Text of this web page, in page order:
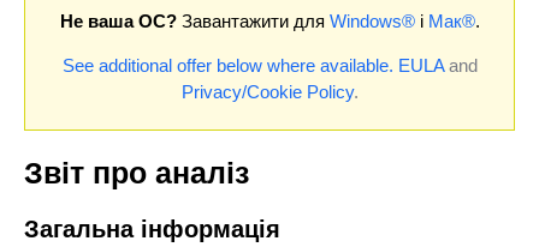
Не ваша ОС?Завантажити для Windows®і Мак®.
See additional offer below where available. EULAand
Privacy/Cookie Policy.
Звіт про аналіз
Загальна інформація